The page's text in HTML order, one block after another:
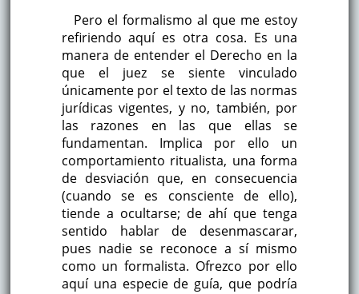
Pero el formalismo al que me estoy
refiriendo aquí es otra cosa. Es una
manera de entender el Derecho en la
que el juez se siente vinculado
únicamente por el texto de las normas
jurídicas vigentes, y no, también, por
las razones en las que ellas se
fundamentan. Implica por ello un
comportamiento ritualista, una forma
de desviación que, en consecuencia
(cuando se es consciente de ello),
tiende a ocultarse; de ahí que tenga
sentido hablar de desenmascarar,
pues nadie se reconoce a sí mismo
como un formalista. Ofrezco por ello
aquí una especie de guía, que podría